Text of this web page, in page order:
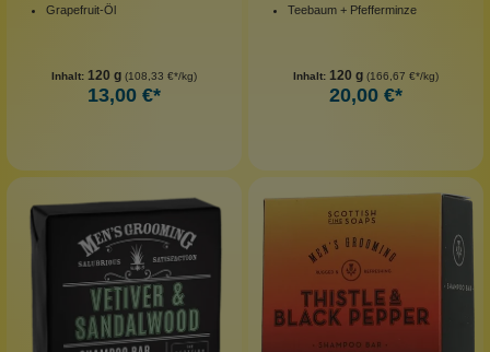
Grapefruit-Öl
Inhalt: 120 g (108,33 €*/kg)
13,00 €*
Teebaum + Pfefferminze
Inhalt: 120 g (166,67 €*/kg)
20,00 €*